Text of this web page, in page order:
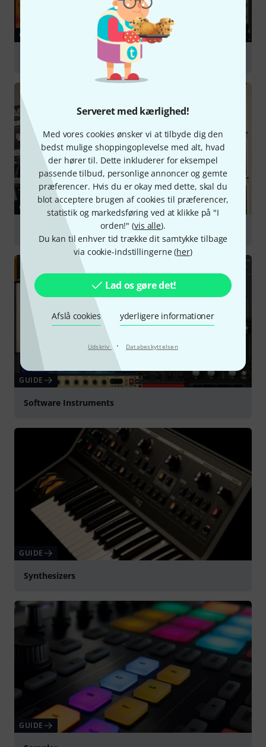
Serveret med kærlighed!
Med vores cookies ønsker vi at tilbyde dig den
bedst mulige shoppingoplevelse med alt, hvad
der hører til. Dette inkluderer for eksempel
passende tilbud, personlige annoncer og gemte
præferencer. Hvis du er okay med dette, skal du
blot acceptere brugen af cookies til præferencer,
statistik og markedsføring ved at klikke på "I
orden!" (vis alle).
Du kan til enhver tid trække dit samtykke tilbage
via cookie-indstillingerne (her)
Lad os gøre det!
Afslå cookies yderligere informationer
Udskriv · Databeskyttelsen
GUIDE
Sound Libraries & Sampling
GUIDE
GUIDE
Software Instruments
GUIDE
Synthesizers
GUIDE